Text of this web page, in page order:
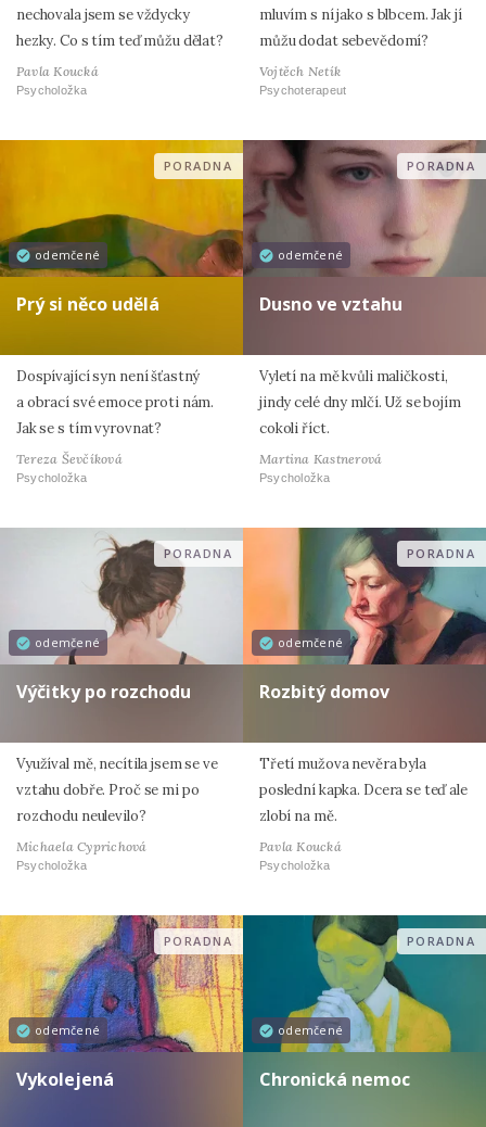
nechovala jsem se vždycky
hezky. Co s tím teď můžu dělat?
Pavla Koucká
Psycholožka
mluvím s ní jako s blbcem. Jak jí
můžu dodat sebevědomí?
Vojtěch Netík
Psychoterapeut
odemčené
PORADNA
Prý si něco udělá
Dospívající syn není šťastný
a obrací své emoce proti nám.
Jak se s tím vyrovnat?
Tereza Ševčíková
Psycholožka
odemčené
PORADNA
Dusno ve vztahu
Vyletí na mě kvůli maličkosti,
jindy celé dny mlčí. Už se bojím
cokoli říct.
Martina Kastnerová
Psycholožka
odemčené
PORADNA
Výčitky po rozchodu
Využíval mě, necítila jsem se ve
vztahu dobře. Proč se mi po
rozchodu neulevilo?
Michaela Cyprichová
Psycholožka
odemčené
PORADNA
Rozbitý domov
Třetí mužova nevěra byla
poslední kapka. Dcera se teď ale
zlobí na mě.
Pavla Koucká
Psycholožka
odemčené
PORADNA
Vykolejená
odemčené
PORADNA
Chronická nemoc